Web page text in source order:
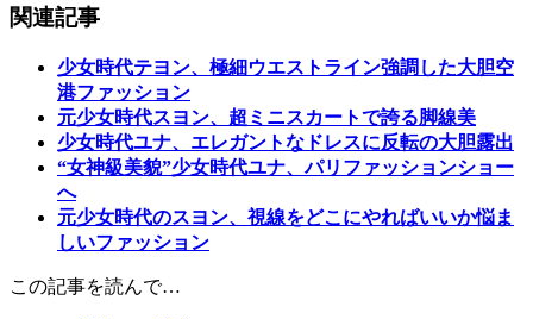
関連記事
少女時代テヨン、極細ウエストライン強調した大胆空
港ファッション
元少女時代スヨン、超ミニスカートで誇る脚線美
少女時代ユナ、エレガントなドレスに反転の大胆露出
“女神級美貌”少女時代ユナ、パリファッションショー
へ
元少女時代のスヨン、視線をどこにやればいいか悩ま
しいファッション
この記事を読んで…